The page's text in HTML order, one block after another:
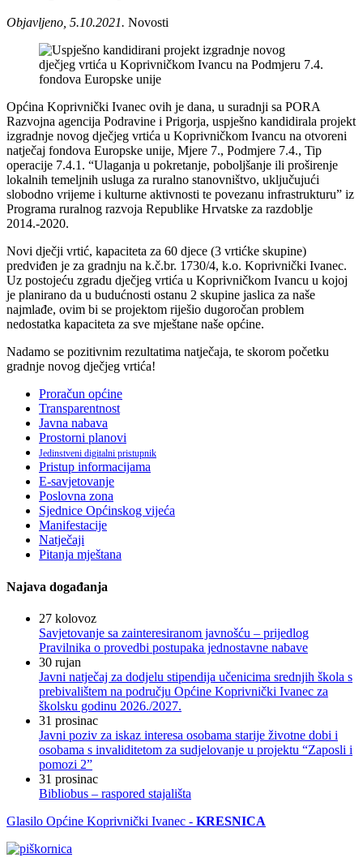
Objavljeno, 5.10.2021. Novosti
Općina Koprivnički Ivanec ovih je dana, u suradnji sa PORA
Razvojna agencija Podravine i Prigorja, uspješno kandidirala projekt
izgradnje novog dječjeg vrtića u Koprivničkom Ivancu na otvoreni
natječaj fondova Europske unije, Mjere 7., Podmjere 7.4., Tip
operacije 7.4.1. “Ulaganja u pokretanje, poboljšanje ili proširenje
lokalnih temeljnih usluga za ruralno stanovništvo, uključujući
slobodno vrijeme i kulturne aktivnosti te povezanu infrastrukturu” iz
Programa ruralnog razvoja Republike Hrvatske za razdoblje
2014.-2020.
Novi dječji vrtić, kapaciteta za 60 djece (3 vrtićke skupine)
predviđen je za gradnju na k.č.br. 1730/4, k.o. Koprivnički Ivanec.
Uz postojeću zgradu dječjeg vrtića u Koprivničkom Ivancu u kojoj
je planirano da u budućnosti ostanu 2 skupine jaslica za naše
najmlađe, ovim bi se projektom riješio dugoročan problem
nedostatka kapaciteta za sve mještane naše općine.
Nadamo se pozitivnim rezultatima natječaja, te skorom početku
gradnje novog dječjeg vrtića!
Proračun općine
Transparentnost
Javna nabava
Prostorni planovi
Jedinstveni digitalni pristupnik
Pristup informacijama
E-savjetovanje
Poslovna zona
Sjednice Općinskog vijeća
Manifestacije
Natječaji
Pitanja mještana
Najava događanja
27 kolovoz
Savjetovanje sa zainteresiranom javnošću – prijedlog
Pravilnika o provedbi postupaka jednostavne nabave
30 rujan
Javni natječaj za dodjelu stipendija učenicima srednjih škola s
prebivalištem na području Općine Koprivnički Ivanec za
školsku godinu 2026./2027.
31 prosinac
Javni poziv za iskaz interesa osobama starije životne dobi i
osobama s invaliditetom za sudjelovanje u projektu “Zaposli i
pomozi 2”
31 prosinac
Bibliobus – raspored stajališta
Glasilo Općine Koprivnički Ivanec - KRESNICA